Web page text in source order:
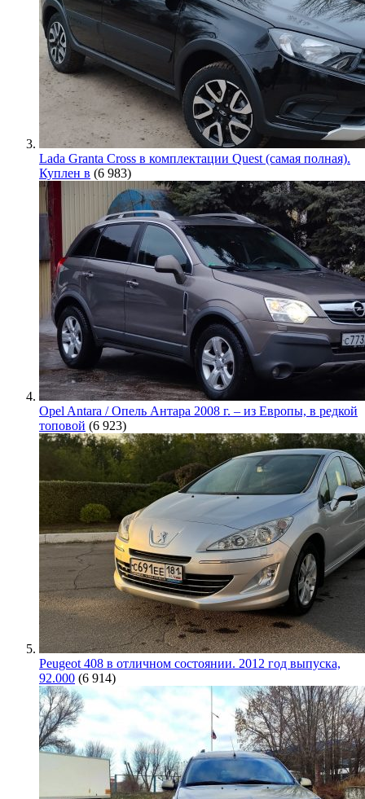
Lada Granta Cross в комплектации Quest (самая полная).
Куплен в (6 983)
Opel Antara / Опель Антара 2008 г. – из Европы, в редкой
топовой (6 923)
Peugeot 408 в отличном состоянии. 2012 год выпуска,
92.000 (6 914)